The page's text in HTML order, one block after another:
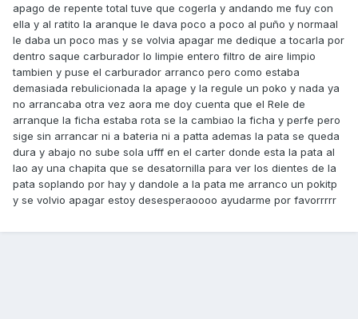
apago de repente total tuve que cogerla y andando me fuy con
ella y al ratito la aranque le dava poco a poco al puño y normaal
le daba un poco mas y se volvia apagar me dedique a tocarla por
dentro saque carburador lo limpie entero filtro de aire limpio
tambien y puse el carburador arranco pero como estaba
demasiada rebulicionada la apage y la regule un poko y nada ya
no arrancaba otra vez aora me doy cuenta que el Rele de
arranque la ficha estaba rota se la cambiao la ficha y perfe pero
sige sin arrancar ni a bateria ni a patta ademas la pata se queda
dura y abajo no sube sola ufff en el carter donde esta la pata al
lao ay una chapita que se desatornilla para ver los dientes de la
pata soplando por hay y dandole a la pata me arranco un pokitp
y se volvio apagar estoy desesperaoooo ayudarme por favorrrrr